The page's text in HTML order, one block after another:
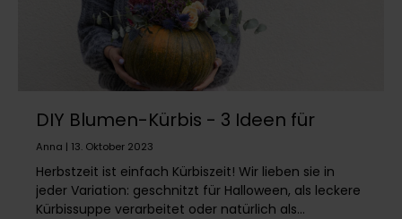
DIY Blumen-Kürbis - 3 Ideen für
Deine Herbstdeko
Anna | 13. Oktober 2023
Herbstzeit ist einfach Kürbiszeit! Wir lieben sie in
jeder Variation: geschnitzt für Halloween, als leckere
Kürbissuppe verarbeitet oder natürlich als...